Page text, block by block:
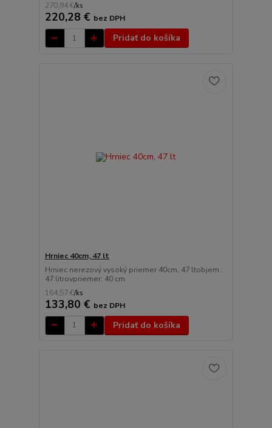
270,94 €/ks
220,28 € bez DPH
Pridať do košíka
Hrniec 40cm, 47 lt
Hrniec nerezový vysoký priemer 40cm, 47 ltobjem :
47 litrovpriemer: 40 cm
164,57 €/ks
133,80 € bez DPH
Pridať do košíka